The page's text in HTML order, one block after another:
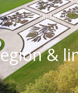
MENU
&